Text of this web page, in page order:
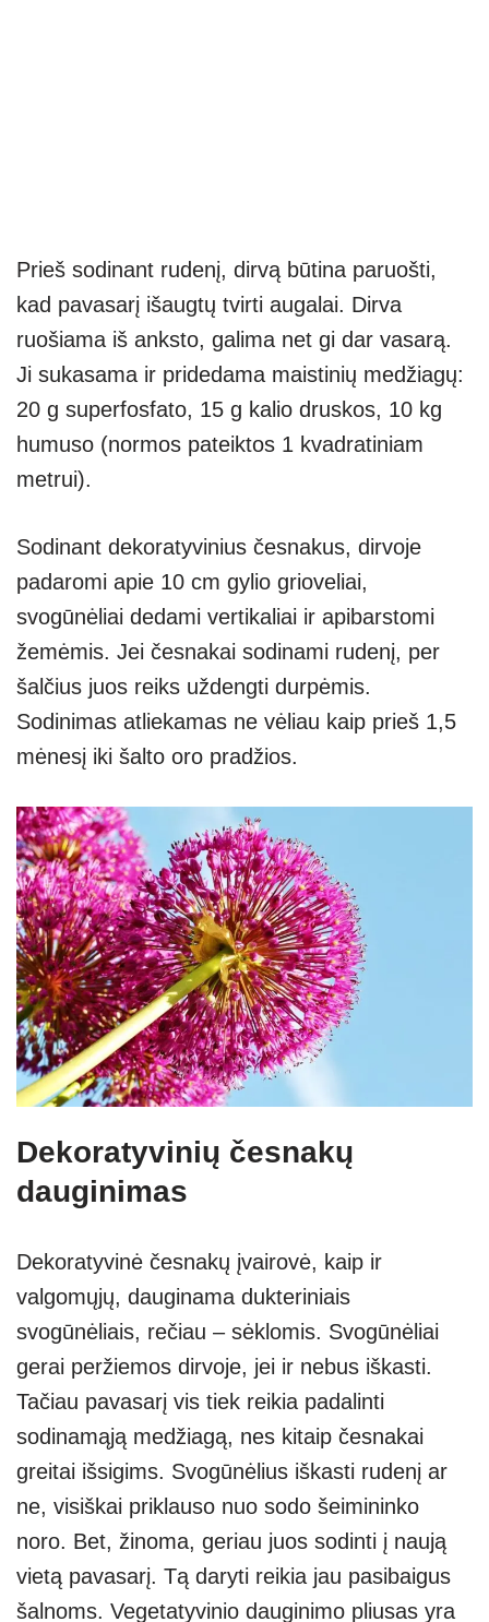
Prieš sodinant rudenį, dirvą būtina paruošti,
kad pavasarį išaugtų tvirti augalai. Dirva
ruošiama iš anksto, galima net gi dar vasarą.
Ji sukasama ir pridedama maistinių medžiagų:
20 g superfosfato, 15 g kalio druskos, 10 kg
humuso (normos pateiktos 1 kvadratiniam
metrui).
Sodinant dekoratyvinius česnakus, dirvoje
padaromi apie 10 cm gylio grioveliai,
svogūnėliai dedami vertikaliai ir apibarstomi
žemėmis. Jei česnakai sodinami rudenį, per
šalčius juos reiks uždengti durpėmis.
Sodinimas atliekamas ne vėliau kaip prieš 1,5
mėnesį iki šalto oro pradžios.
Dekoratyvinių česnakų
dauginimas
Dekoratyvinė česnakų įvairovė, kaip ir
valgomųjų, dauginama dukteriniais
svogūnėliais, rečiau – sėklomis. Svogūnėliai
gerai peržiemos dirvoje, jei ir nebus iškasti.
Tačiau pavasarį vis tiek reikia padalinti
sodinamąją medžiagą, nes kitaip česnakai
greitai išsigims. Svogūnėlius iškasti rudenį ar
ne, visiškai priklauso nuo sodo šeimininko
noro. Bet, žinoma, geriau juos sodinti į naują
vietą pavasarį. Tą daryti reikia jau pasibaigus
šalnoms. Vegetatyvinio dauginimo pliusas yra